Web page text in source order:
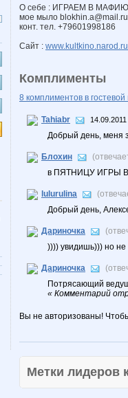
О себе : ИГРАЕМ В
мое мыло blokhin.a@mail.ru
конт. тел. +79601998186
Сайт : www.kultkino.narod.ru
Комплименты
8 комплиментов в гостевой
Tahiabr
Добрый день, меня
Блохин
в ПЯТНИЦУ ИГРЫ В
lulurulina
Добрый день,
Дариночка
)))) увидишь))) но не
Дариночка
Потрясающий
« Комментарий
Вы не авторизованы!
Метки